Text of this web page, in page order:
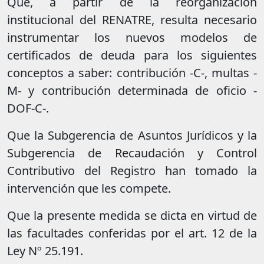
institucional del RENATRE, resulta necesario
instrumentar los nuevos modelos de
certificados de deuda para los siguientes
conceptos a saber: contribución -C-, multas -
M- y contribución determinada de oficio -
DOF-C-.
Que la Subgerencia de Asuntos Jurídicos y la
Subgerencia de Recaudación y Control
Contributivo del Registro han tomado la
intervención que les compete.
Que la presente medida se dicta en virtud de
las facultades conferidas por el art. 12 de la
Ley Nº 25.191.